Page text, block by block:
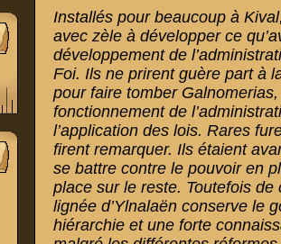
Installés pour beaucoup à
avec zèle à développer ce
développement de
Foi. Ils ne prirent guère part à
pour faire tomber
fonctionnement de
l’application des lois. Rares
firent remarquer. Ils étaient
se battre contre le pouvoir en
place sur le reste. Toutefois
lignée d’Ylnalaën conserve le
hiérarchie et une forte